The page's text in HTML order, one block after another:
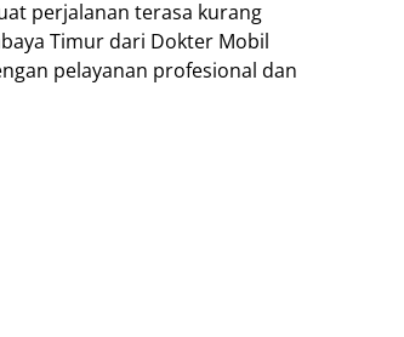
perjalanan terasa kurang
Timur dari Dokter Mobil
pelayanan profesional dan